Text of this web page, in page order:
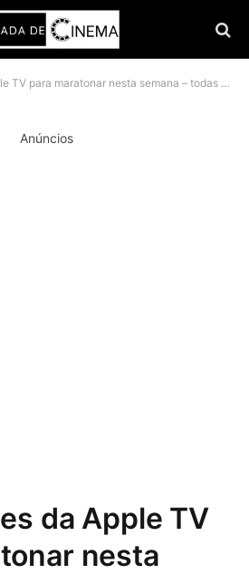
maratonar nesta semana – todas com elogios da crítica
Anúncios
da Apple TV
nesta